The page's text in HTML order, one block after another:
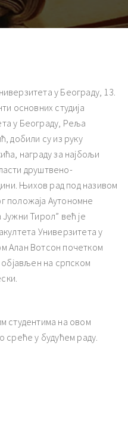
у Београду, 13.
основних студија
у Београду, Реља
добили су из руку
награду за најбољи
друштвено-
Њихов рад под називом
положаја Аутономне
Тирол” већ је
Универзитета у
Алан Вотсон почетком
на српском
студентима на овом
среће у будућем раду.